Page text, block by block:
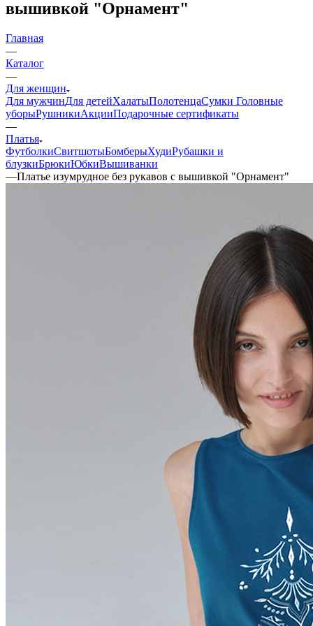
вышивкой "Орнамент"
Главная
—
Каталог
—
Для женщин
Для мужчинДля детейХалатыПолотенцаСумки Головные
уборыРушникиАкцииПодарочные сертификаты
—
Платья
ФутболкиСвитшотыБомберыХудиРубашки и
блузкиБрюкиЮбкиВышиванки
—Платье изумрудное без рукавов с вышивкой "Орнамент"